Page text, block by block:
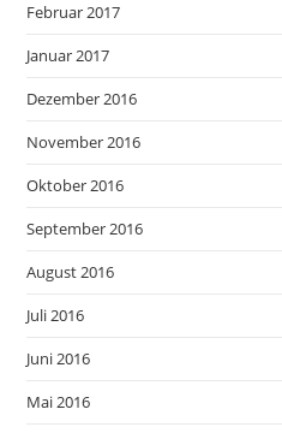
Februar 2017
Januar 2017
Dezember 2016
November 2016
Oktober 2016
September 2016
August 2016
Juli 2016
Juni 2016
Mai 2016